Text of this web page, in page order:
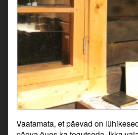
Vaatamata, et päevad on